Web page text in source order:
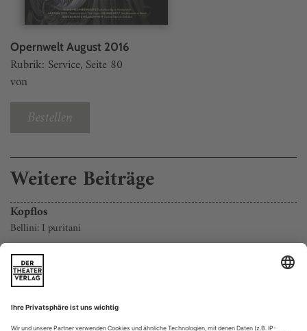
Opernwelt August 2016
Rubrik: Service, Seite 80
von
Bestellen
Weitere Beiträge
Kopflos
Bellini: I puritani
Zürich / Opernhaus
Die Bilder sind nur allzu vertraut. Im Hintergrund der
«Puritani», der letzten Oper Vincenzo Bellinis, tobt einer jener
Religionskriege, von denen heute Tag für Tag